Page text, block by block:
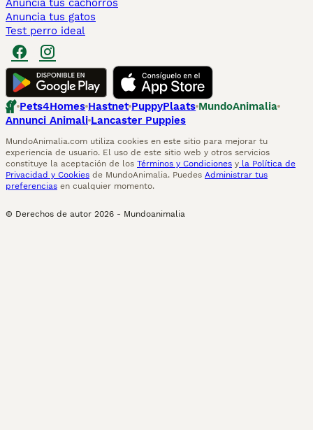
Anuncia tus cachorros
Anuncia tus gatos
Test perro ideal
Pets4Homes Hastnet PuppyPlaats MundoAnimalia
Annunci Animali Lancaster Puppies
MundoAnimalia.com utiliza cookies en este sitio para mejorar tu
experiencia de usuario. El uso de este sitio web y otros servicios
constituye la aceptación de los Términos y Condiciones y la Política de
Privacidad y Cookies de MundoAnimalia. Puedes Administrar tus
preferencias en cualquier momento.
© Derechos de autor 2026 - Mundoanimalia